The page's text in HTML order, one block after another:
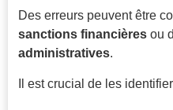
Des erreurs peuvent être
sanctions financièresou
administratives.
Il est crucial de les